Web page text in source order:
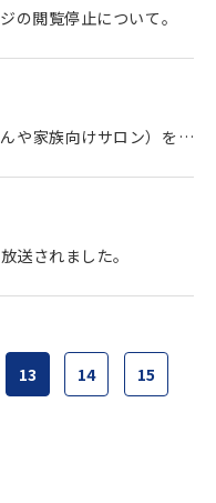
の閲覧停止について。
けサロン）を開催します。
送されました。
13 14 15